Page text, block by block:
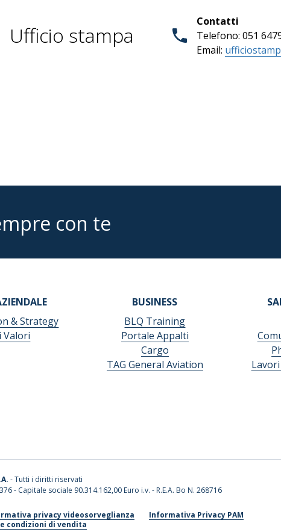
Ufficio stampa
Contatti
Telefono: 051
Email:
con te
& Strategy
Valori
BUSINESS
BLQ Training
Portale Appalti
Cargo
TAG General Aviation
- Tutti i diritti riservati
- Capitale sociale 90.314.162,00 Euro i.v. - R.E.A. Bo N. 268716
privacy videosorveglianza
Informativa Privacy PAM
condizioni di vendita